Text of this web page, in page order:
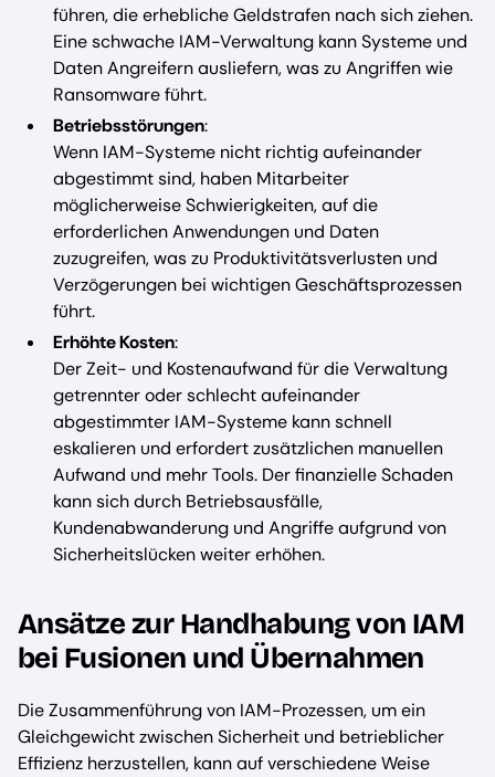
führen, die erhebliche Geldstrafen nach sich ziehen.
Eine schwache IAM-Verwaltung kann Systeme und
Daten Angreifern ausliefern, was zu Angriffen wie
Ransomware führt.
Betriebsstörungen:
Wenn IAM-Systeme nicht richtig aufeinander
abgestimmt sind, haben Mitarbeiter
möglicherweise Schwierigkeiten, auf die
erforderlichen Anwendungen und Daten
zuzugreifen, was zu Produktivitätsverlusten und
Verzögerungen bei wichtigen Geschäftsprozessen
führt.
Erhöhte Kosten:
Der Zeit- und Kostenaufwand für die Verwaltung
getrennter oder schlecht aufeinander
abgestimmter IAM-Systeme kann schnell
eskalieren und erfordert zusätzlichen manuellen
Aufwand und mehr Tools. Der finanzielle Schaden
kann sich durch Betriebsausfälle,
Kundenabwanderung und Angriffe aufgrund von
Sicherheitslücken weiter erhöhen.
Ansätze zur Handhabung von IAM
bei Fusionen und Übernahmen
Die Zusammenführung von IAM-Prozessen, um ein
Gleichgewicht zwischen Sicherheit und betrieblicher
Effizienz herzustellen, kann auf verschiedene Weise